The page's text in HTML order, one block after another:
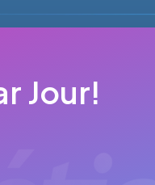
Jour!